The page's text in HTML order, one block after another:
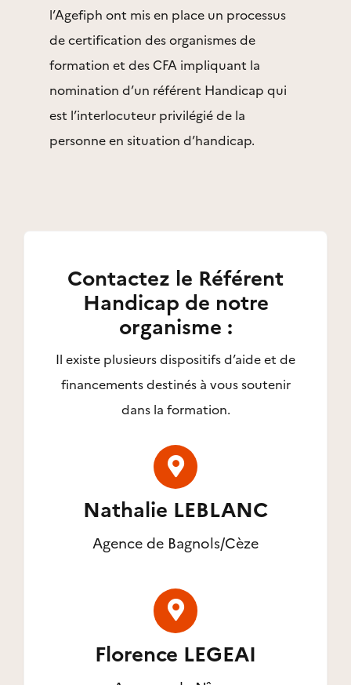
l’Agefiph ont mis en place un processus
de certification des organismes de
formation et des CFA impliquant la
nomination d’un référent Handicap qui
est l’interlocuteur privilégié de la
personne en situation d’handicap.
Contactez le Référent
Handicap de notre
organisme :
Il existe plusieurs dispositifs d’aide et de
financements destinés à vous soutenir
dans la formation.
Nathalie LEBLANC
Agence de Bagnols/Cèze
Florence LEGEAI